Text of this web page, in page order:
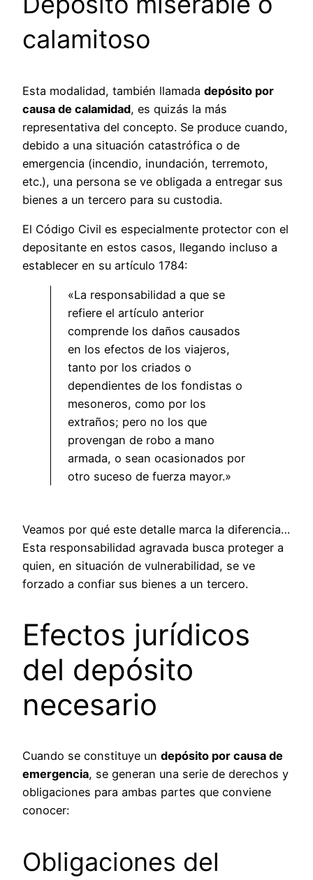
calamitoso
Esta modalidad, también llamada depósito por
causa de calamidad, es quizás la más
representativa del concepto. Se produce cuando,
debido a una situación catastrófica o de
emergencia (incendio, inundación, terremoto,
etc.), una persona se ve obligada a entregar sus
bienes a un tercero para su custodia.
El Código Civil es especialmente protector con el
depositante en estos casos, llegando incluso a
establecer en su artículo 1784:
«La responsabilidad a que se
refiere el artículo anterior
comprende los daños causados
en los efectos de los viajeros,
tanto por los criados o
dependientes de los fondistas o
mesoneros, como por los
extraños; pero no los que
provengan de robo a mano
armada, o sean ocasionados por
otro suceso de fuerza mayor.»
Veamos por qué este detalle marca la diferencia…
Esta responsabilidad agravada busca proteger a
quien, en situación de vulnerabilidad, se ve
forzado a confiar sus bienes a un tercero.
Efectos jurídicos
del depósito
necesario
Cuando se constituye un depósito por causa de
emergencia, se generan una serie de derechos y
obligaciones para ambas partes que conviene
conocer:
Obligaciones del